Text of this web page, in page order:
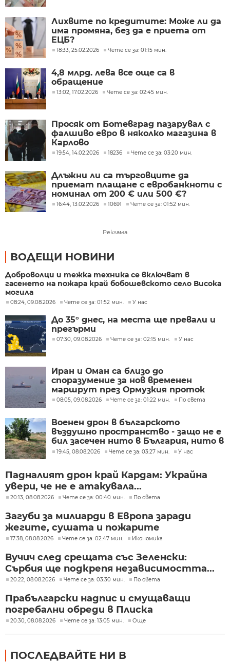
Лихвите по кредитите: Може ли да
има промяна, без да е приета от
ЕЦБ?
18:33, 25.02.2026 Чете се за: 01:15 мин.
4,8 млрд. лева все още са в
обращение
13:02, 17.02.2026 Чете се за: 02:45 мин.
Просяк от Ботевград пазарувал с
фалшиво евро в няколко магазина в
Карлово
19:54, 14.02.2026 18236 Чете се за: 03:20 мин.
Длъжни ли са търговците да
приемат плащане с евробанкноти с
номинал от 200 € или 500 €?
16:44, 13.02.2026 10691 Чете се за: 01:52 мин.
Реклама
ВОДЕЩИ НОВИНИ
Доброволци и тежка техника се включват в
гасенето на пожара край бобошевското село Висока
могила
08:24, 09.08.2026 Чете се за: 01:52 мин. У нас
До 35° днес, на места ще превали и
прегърми
07:30, 09.08.2026 Чете се за: 02:15 мин. У нас
Иран и Оман са близо до
споразумение за нов временен
маршрут през Ормузкия проток
08:05, 09.08.2026 Чете се за: 01:22 мин. По света
Военен дрон в българското
въздушно пространство - защо не е
бил засечен нито в България, нито в
Румъния?
19:45, 08.08.2026 Чете се за: 03:27 мин. У нас
Падналият дрон край Кардам: Украйна
увери, че не е атакувала...
20:13, 08.08.2026 Чете се за: 00:40 мин. По света
Загуби за милиарди в Европа заради
жегите, сушата и пожарите
17:38, 08.08.2026 Чете се за: 02:47 мин. Икономика
Вучич след срещата със Зеленски:
Сърбия ще подкрепя независимостта...
20:22, 08.08.2026 Чете се за: 03:30 мин. По света
Прабългарски надпис и смущаващи
погребални обреди в Плиска
20:30, 08.08.2026 Чете се за: 13:05 мин. Още
ПОСЛЕДВАЙТЕ НИ В